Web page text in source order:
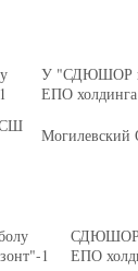
Дивизион 1, 6-7 апреля
27-29.03.2026
1, группа Г 27-
102
Речица
У "СДЮШОР
ЕПО
1
СДЮШОР
ЕПО